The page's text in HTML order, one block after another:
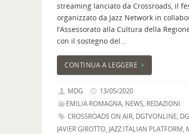
streaming lanciato da Crossroads, il
organizzato da Jazz Network in
l’Assessorato alla Cultura della
con il sostegno del…
CONTINUA A LEGGERE
MDG
13/05/2020
EMILIA ROMAGNA, NEWS, REDAZIONI
CROSSROADS ON AIR, DGTVONLINE,
JAVIER GIROTTO, JAZZ ITALIAN PLATFORM,